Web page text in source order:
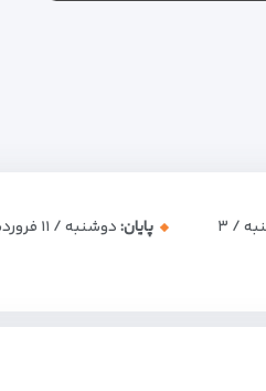
یکشنبه / ۳
پایان:دوشنبه / ۱۱ فروردین